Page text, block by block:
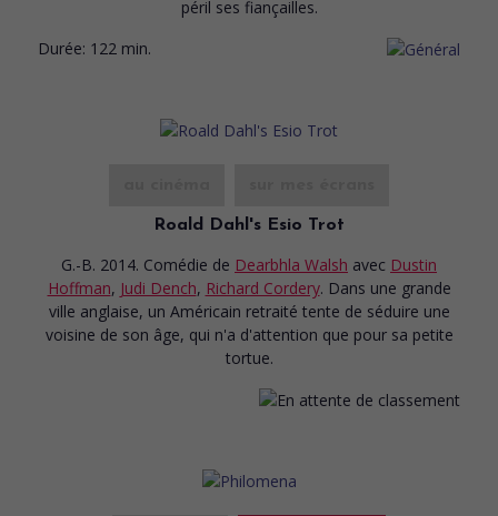
péril ses fiançailles.
Durée: 122 min.
Roald Dahl's Esio Trot
G.-B. 2014. Comédie de Dearbhla Walsh avec Dustin
Hoffman, Judi Dench, Richard Cordery. Dans une grande
ville anglaise, un Américain retraité tente de séduire une
voisine de son âge, qui n'a d'attention que pour sa petite
tortue.